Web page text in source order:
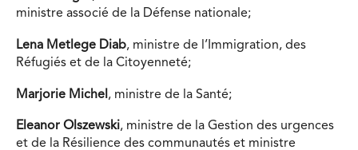
ministre associé de la Défense nationale;
Lena Metlege Diab, ministre de l’Immigration, des
Réfugiés et de la Citoyenneté;
Marjorie Michel , ministre de la Santé;
Eleanor Olszewski, ministre de la Gestion des urgences
et de la Résilience des communautés et ministre